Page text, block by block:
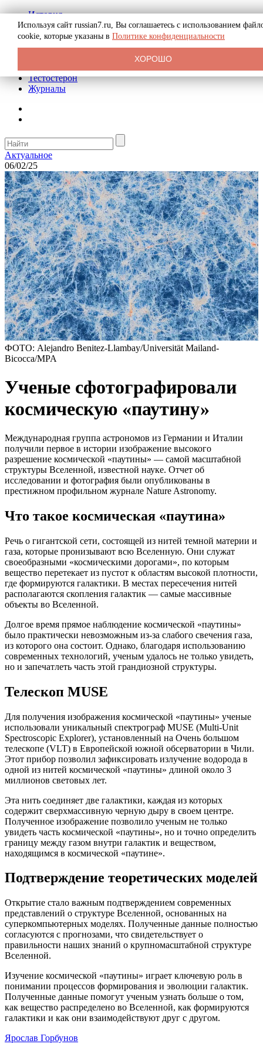
История
Биография
Криминал
Реклама на сайте
Тестостерон
Журналы
Актуальное
06/02/25
ФОТО: Alejandro Benitez-Llambay/Universität Mailand-
Bicocca/MPA
Ученые сфотографировали
космическую «паутину»
Международная группа астрономов из Германии и Италии
получили первое в истории изображение высокого
разрешение космической «паутины» — самой масштабной
структуры Вселенной, известной науке. Отчет об
исследовании и фотография были опубликованы в
престижном профильном журнале Nature Astronomy.
Что такое космическая «паутина»
Речь о гигантской сети, состоящей из нитей темной материи и
газа, которые пронизывают всю Вселенную. Они служат
своеобразными «космическими дорогами», по которым
вещество перетекает из пустот к областям высокой плотности,
где формируются галактики. В местах пересечения нитей
располагаются скопления галактик — самые массивные
объекты во Вселенной.
Долгое время прямое наблюдение космической «паутины»
было практически невозможным из-за слабого свечения газа,
из которого она состоит. Однако, благодаря использованию
современных технологий, ученым удалось не только увидеть,
но и запечатлеть часть этой грандиозной структуры.
Телескоп MUSE
Для получения изображения космической «паутины» ученые
использовали уникальный спектрограф MUSE (Multi-Unit
Spectroscopic Explorer), установленный на Очень большом
телескопе (VLT) в Европейской южной обсерватории в Чили.
Этот прибор позволил зафиксировать излучение водорода в
одной из нитей космической «паутины» длиной около 3
миллионов световых лет.
Эта нить соединяет две галактики, каждая из которых
содержит сверхмассивную черную дыру в своем центре.
Полученное изображение позволило ученым не только
увидеть часть космической «паутины», но и точно определить
границу между газом внутри галактик и веществом,
находящимся в космической «паутине».
Подтверждение теоретических моделей
Открытие стало важным подтверждением современных
представлений о структуре Вселенной, основанных на
суперкомпьютерных моделях. Полученные данные полностью
согласуются с прогнозами, что свидетельствует о
правильности наших знаний о крупномасштабной структуре
Вселенной.
Изучение космической «паутины» играет ключевую роль в
понимании процессов формирования и эволюции галактик.
Полученные данные помогут ученым узнать больше о том,
как вещество распределено во Вселенной, как формируются
галактики и как они взаимодействуют друг с другом.
Ярослав Горбунов
Используя сайт russian7.ru, Вы соглашаетесь с использованием
cookie, которые указаны в Политике конфиденциальности
ХОРОШО